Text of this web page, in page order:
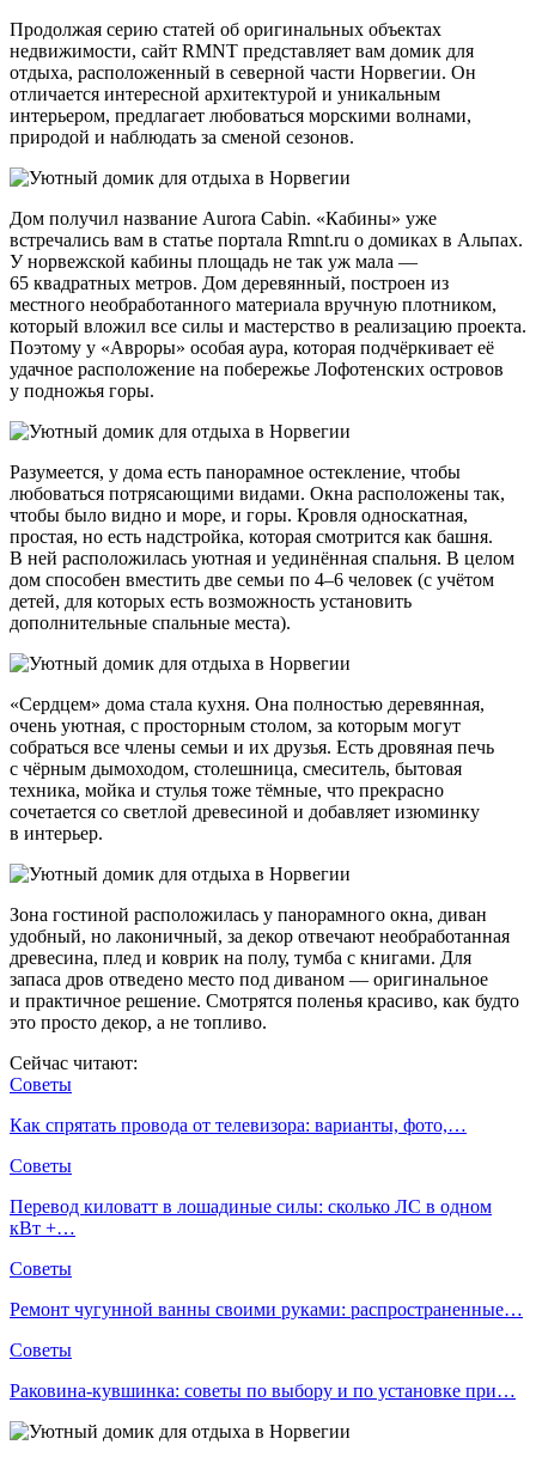
Продолжая серию статей об оригинальных объектах
недвижимости, сайт RMNT представляет вам домик для
отдыха, расположенный в северной части Норвегии. Он
отличается интересной архитектурой и уникальным
интерьером, предлагает любоваться морскими волнами,
природой и наблюдать за сменой сезонов.
Дом получил название Aurora Cabin. «Кабины» уже
встречались вам в статье портала Rmnt.ru о домиках в Альпах.
У норвежской кабины площадь не так уж мала —
65 квадратных метров. Дом деревянный, построен из
местного необработанного материала вручную плотником,
который вложил все силы и мастерство в реализацию проекта.
Поэтому у «Авроры» особая аура, которая подчёркивает её
удачное расположение на побережье Лофотенских островов
у подножья горы.
Разумеется, у дома есть панорамное остекление, чтобы
любоваться потрясающими видами. Окна расположены так,
чтобы было видно и море, и горы. Кровля односкатная,
простая, но есть надстройка, которая смотрится как башня.
В ней расположилась уютная и уединённая спальня. В целом
дом способен вместить две семьи по 4–6 человек (с учётом
детей, для которых есть возможность установить
дополнительные спальные места).
«Сердцем» дома стала кухня. Она полностью деревянная,
очень уютная, с просторным столом, за которым могут
собраться все члены семьи и их друзья. Есть дровяная печь
с чёрным дымоходом, столешница, смеситель, бытовая
техника, мойка и стулья тоже тёмные, что прекрасно
сочетается со светлой древесиной и добавляет изюминку
в интерьер.
Зона гостиной расположилась у панорамного окна, диван
удобный, но лаконичный, за декор отвечают необработанная
древесина, плед и коврик на полу, тумба с книгами. Для
запаса дров отведено место под диваном — оригинальное
и практичное решение. Смотрятся поленья красиво, как будто
это просто декор, а не топливо.
Сейчас читают:
Советы
Как спрятать провода от телевизора: варианты, фото,…
Советы
Перевод киловатт в лошадиные силы: сколько ЛС в одном
кВт +…
Советы
Ремонт чугунной ванны своими руками: распространенные…
Советы
Раковина-кувшинка: советы по выбору и по установке при…